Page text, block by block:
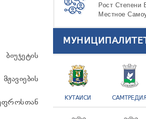
Рост Степени
Местное
КУТАИСИ САМТРЕДИЯ